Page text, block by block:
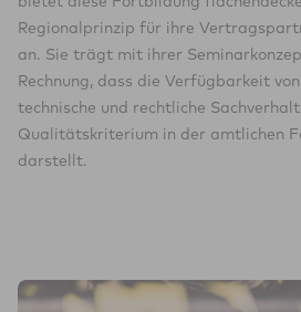
Regionalprinzip für ihre
an. Sie trägt mit ihrer
Rechnung, dass die Verfügbarkeit
technische und rechtliche
Qualitätskriterium in der amtlichen
darstellt.